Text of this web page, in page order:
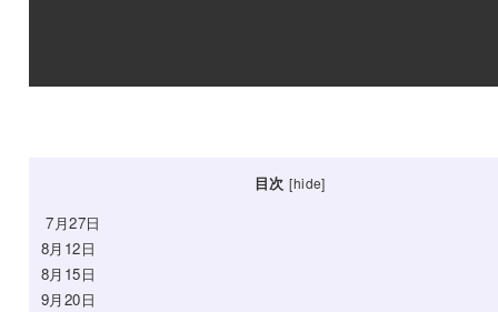
目次 [hide]
7月27日
8月12日
8月15日
9月20日